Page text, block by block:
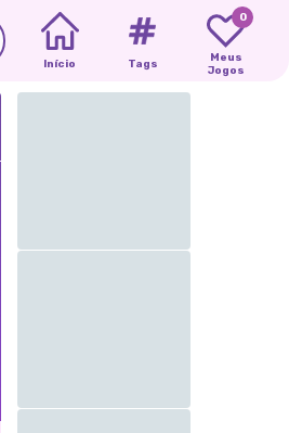
Início Tags
0
Meus
Jogos